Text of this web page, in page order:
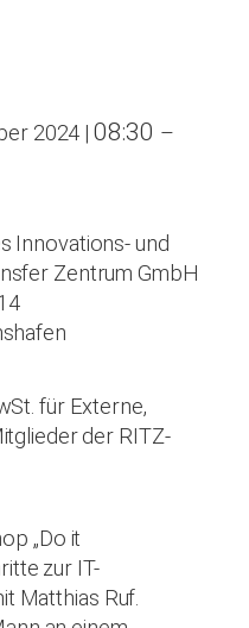
2024 |08:30 –
Innovations- und
Zentrum GmbH
für Externe,
der RITZ-